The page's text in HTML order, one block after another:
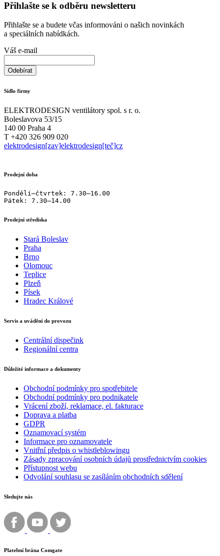
Přihlašte se k odběru newsletteru
Přihlašte se a budete včas informováni o našich novinkách
a speciálních nabídkách.
Váš e-mail
Sídlo firmy
ELEKTRODESIGN ventilátory spol. s r. o.
Boleslavova 53/15
140 00 Praha 4
T +420 326 909 020
elektrodesign[zav]elektrodesign[teč]cz
Prodejní doba
Pondělí–čtvrtek: 7.30–16.00
Pátek: 7.30–14.00
Prodejní střediska
Stará Boleslav
Praha
Brno
Olomouc
Teplice
Plzeň
Písek
Hradec Králové
Servis a uvádění do provozu
Centrální dispečink
Regionální centra
Důležité informace a dokumenty
Obchodní podmínky pro spotřebitele
Obchodní podmínky pro podnikatele
Vrácení zboží, reklamace, el. fakturace
Doprava a platba
GDPR
Oznamovací systém
Informace pro oznamovatele
Vnitřní předpis o whistleblowingu
Zásady zpracování osobních údajů prostřednictvím cookies
Přístupnost webu
Odvolání souhlasu se zasíláním obchodních sdělení
Sledujte nás
Platební brána Comgate